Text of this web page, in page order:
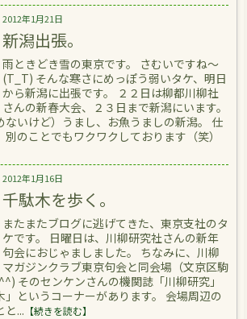
2012年1月21日
新潟出張。
雨ときどき雪の東京です。 さむいですね～
(T_T) そんな寒さにめっぽう弱いタケ、明日
から新潟に出張です。 ２２日は柳都川柳社
さんの新春大会、２３日まで新潟にいます。
ないけど）うまし、お魚うましの新潟。 仕
のことでもワクワクしております（笑）
2012年1月16日
千駄木を歩く。
またまたブログに逃げてきた、東京支社のタ
ケです。 日曜日は、川柳研究社さんの新年
句会におじゃましました。 ちなみに、川柳
マガジンクラブ東京句会と同会場（文京区駒
そのセンケンさんの機関誌「川柳研究」
」というコーナーがあります。 会場周辺の
と... 【続きを読む】